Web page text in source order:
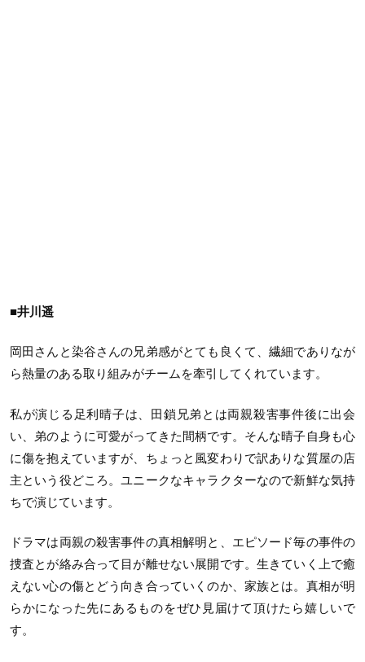
■井川遥
岡田さんと染谷さんの兄弟感がとても良くて、繊細でありなが
ら熱量のある取り組みがチームを牽引してくれています。
私が演じる足利晴子は、田鎖兄弟とは両親殺害事件後に出会
い、弟のように可愛がってきた間柄です。そんな晴子自身も心
に傷を抱えていますが、ちょっと風変わりで訳ありな質屋の店
主という役どころ。ユニークなキャラクターなので新鮮な気持
ちで演じています。
ドラマは両親の殺害事件の真相解明と、エピソード毎の事件の
捜査とが絡み合って目が離せない展開です。生きていく上で癒
えない心の傷とどう向き合っていくのか、家族とは。真相が明
らかになった先にあるものをぜひ見届けて頂けたら嬉しいで
す。